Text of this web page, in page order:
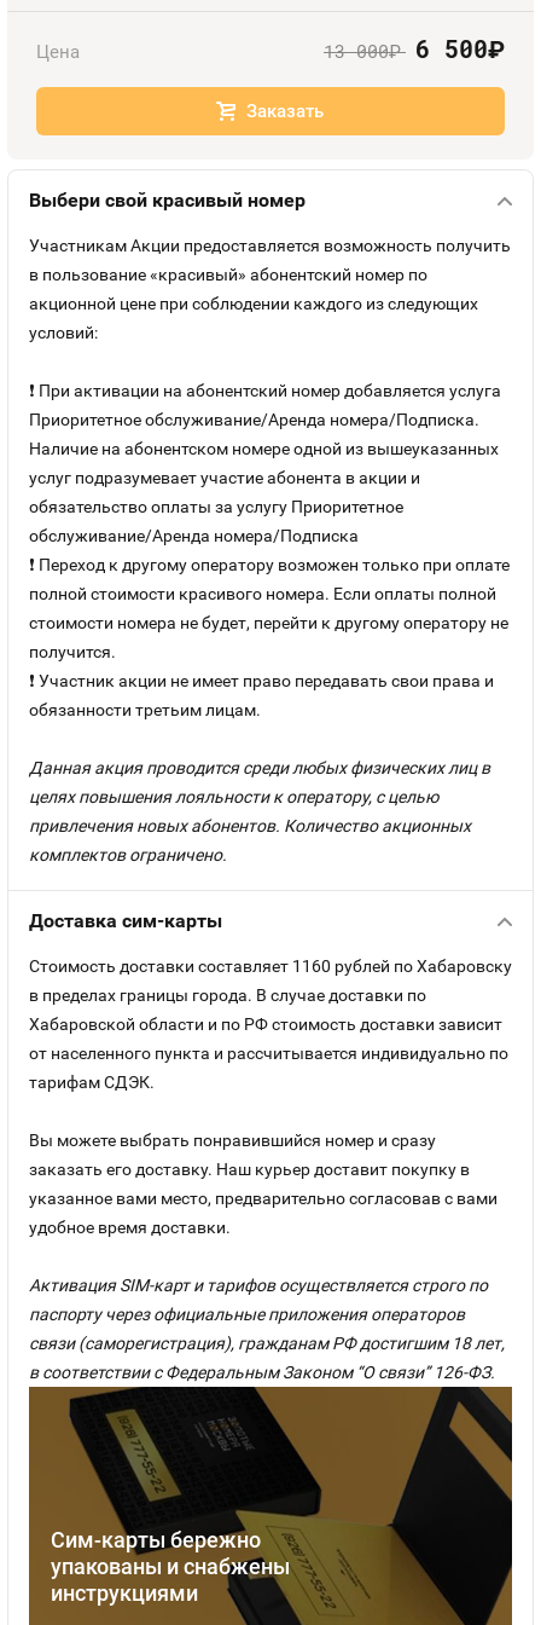
Номера
Контакты
Цена 13 000руб. 6 500руб.
Заказать
Выбери свой красивый номер
Участникам Акции предоставляется возможность получить
в пользование «красивый» абонентский номер по
акционной цене при соблюдении каждого из следующих
условий:
❗ При активации на абонентский номер добавляется услуга
Приоритетное обслуживание/Аренда номера/Подписка.
Наличие на абонентском номере одной из вышеуказанных
услуг подразумевает участие абонента в акции и
обязательство оплаты за услугу Приоритетное
обслуживание/Аренда номера/Подписка
❗ Переход к другому оператору возможен только при оплате
полной стоимости красивого номера. Если оплаты полной
стоимости номера не будет, перейти к другому оператору не
получится.
❗ Участник акции не имеет право передавать свои права и
обязанности третьим лицам.
Данная акция проводится среди любых физических лиц в
целях повышения лояльности к оператору, с целью
привлечения новых абонентов. Количество акционных
комплектов ограничено.
Доставка сим-карты
Сим-карты бережно
упакованы и снабжены
инструкциями
Стоимость доставки составляет 1160 рублей по Хабаровску
в пределах границы города. В случае доставки по
Хабаровской области и по РФ стоимость доставки зависит
от населенного пункта и рассчитывается индивидуально по
тарифам СДЭК.
Вы можете выбрать понравившийся номер и сразу
заказать его доставку. Наш курьер доставит покупку в
указанное вами место, предварительно согласовав с вами
удобное время доставки.
Активация SIM-карт и тарифов осуществляется строго по
паспорту через официальные приложения операторов
связи (саморегистрация), гражданам РФ достигшим 18 лет,
в соответствии с Федеральным Законом “О связи” 126-ФЗ.